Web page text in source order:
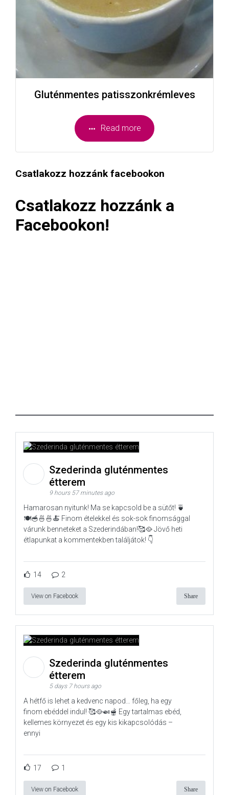
Gluténmentes patisszonkrémleves
Read more
Csatlakozz hozzánk facebookon
Csatlakozz hozzánk a
Facebookon!
Szederinda gluténmentes
étterem
9 hours 57 minutes ago
Hamarosan nyitunk! Ma se kapcsold be a sütőt! 🍵
🍽️🥣🍜🍜🍝 Finom ételekkel és sok-sok finomsággal
várunk benneteket a Szederindában!🥰🥘 Jövő heti
étlapunkat a kommentekben találjátok! 👇
14 2
View on Facebook Share
Szederinda gluténmentes
étterem
5 days 7 hours ago
A hétfő is lehet a kedvenc napod… főleg, ha egy
finom ebéddel indul! 🥰🥘🍛🫕 Egy tartalmas ebéd,
kellemes környezet és egy kis kikapcsolódás –
ennyi
17 1
View on Facebook Share